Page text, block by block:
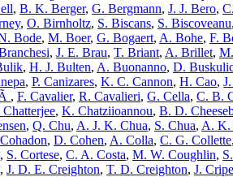
, B. K. Berger, G. Bergmann, J. J. Bero,
, O. Birnholtz, S. Biscans, S. Biscoveanu,
Bode, M. Boer, G. Bogaert, A. Bohe, F.
, J. E. Brau, T. Briant, A. Brillet,
, H. J. Bulten, A. Buonanno, D.
, P. Canizares, K. C. Cannon, H. Cao,
, F. Cavalier, R. Cavalieri, G. Cella, C. B.
, K. Chatziioannou, B. D.
, Q. Chu, A. J. K. Chua, S. Chua, A. K.
, D. Cohen, A. Colla, C. G. Collette,
, S. Cortese, C. A. Costa, M. W. Coughlin,
, J. D. E. Creighton, T. D. Creighton, J. Cripe